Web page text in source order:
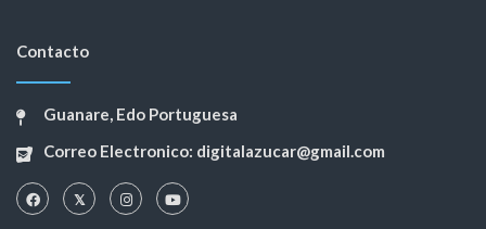
Contacto
Guanare, Edo Portuguesa
Correo Electronico: digitalazucar@gmail.com